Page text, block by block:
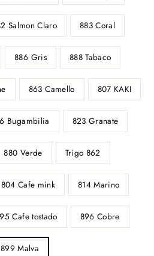
Salmon Claro 883 Coral
886 Gris 888 Tabaco
863 Camello 807 KAKI
Bugambilia 823 Granate
880 Verde Trigo 862
804 Cafe mink 814 Marino
Cafe tostado 896 Cobre
899 Malva